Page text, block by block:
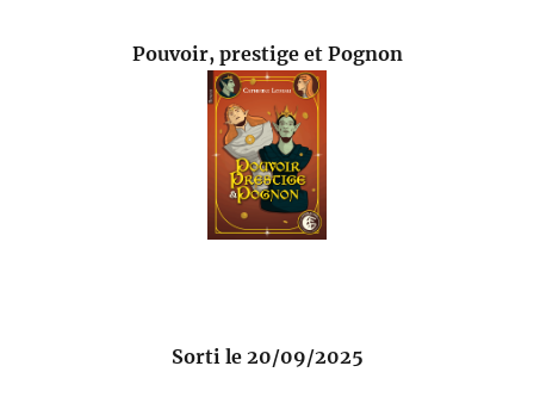
Pouvoir, prestige et Pognon
Sorti le 20/09/2025